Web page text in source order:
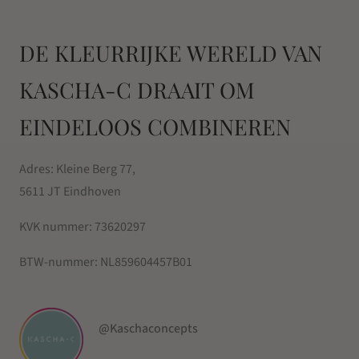
DE KLEURRIJKE WERELD VAN
KASCHA-C DRAAIT OM
EINDELOOS COMBINEREN
Adres: Kleine Berg 77,
5611 JT Eindhoven
KVK nummer: 73620297
BTW-nummer: NL859604457B01
@Kaschaconcepts